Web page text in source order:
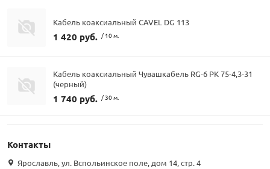
Кабель коаксиальный CAVEL DG 113
1 420 руб. / 10 м.
Кабель коаксиальный Чувашкабель RG-6 РК 75-4,3-31
(черный)
1 740 руб. / 30 м.
Контакты
Ярославль, ул. Вспольинское поле, дом 14, стр. 4